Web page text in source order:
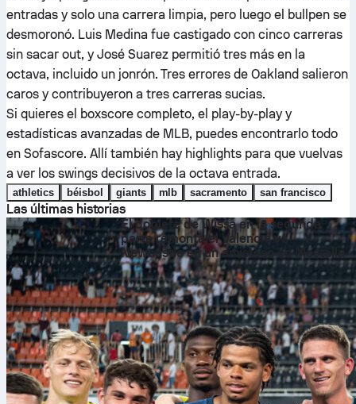
entradas y solo una carrera limpia, pero luego el bullpen se
desmoronó. Luis Medina fue castigado con cinco carreras
sin sacar out, y José Suarez permitió tres más en la
octava, incluido un jonrón. Tres errores de Oakland salieron
caros y contribuyeron a tres carreras sucias.
Si quieres el boxscore completo, el play-by-play y
estadísticas avanzadas de MLB, puedes encontrarlo todo
en Sofascore. Allí también hay highlights para que vuelvas
a ver los swings decisivos de la octava entrada.
athletics béisbol giants mlb sacramento san francisco
Las últimas historias
El doblete de Wissa en la segunda
parte remonta el Valencia vs
Newcastle en un amistoso en Mestalla